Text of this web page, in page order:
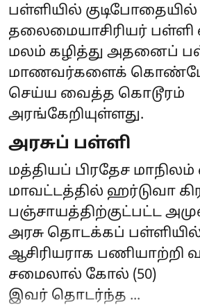
பள்ளியில் குடிபோதையில்
தலைமையாசிரியர்
மலம் கழித்து அதனைப்
மாணவர்களைக் கொண்டே
செய்ய வைத்த கொடூரம்
அரங்கேறியுள்ளது.
அரசுப் பள்ளி
மத்தியப் பிரதேச
மாவட்டத்தில் ஹர்டுவா
பஞ்சாயத்திற்குட்பட்ட
அரசு தொடக்கப்
ஆசிரியராக பணியாற்றி
சமைலால் கோல் (50)
இவர் தொடர்ந்த ...